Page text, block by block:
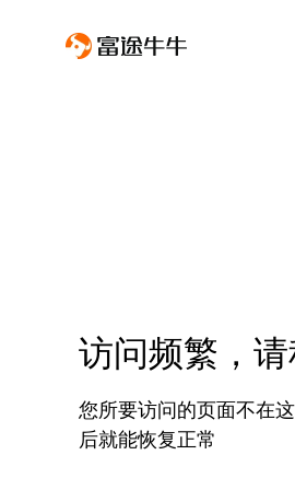
访问频繁，
您所要访问的页面不在
后就能恢复正常